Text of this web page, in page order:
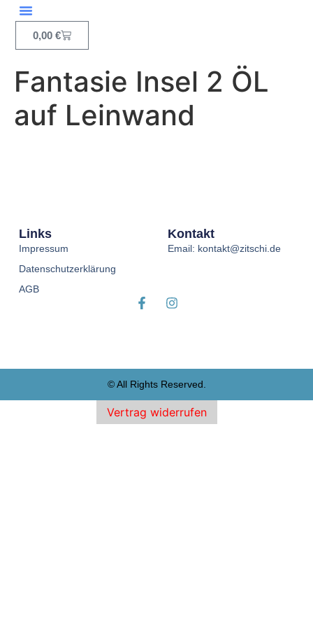
springen
0,00€
Fantasie Insel 2 ÖL
auf Leinwand
Links
Impressum
Datenschutzerklärung
AGB
Kontakt
Email: kontakt@zitschi.de
© All Rights Reserved.
Vertrag widerrufen